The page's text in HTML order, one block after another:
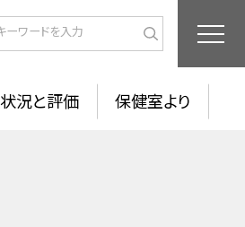
況と評価 保健室より